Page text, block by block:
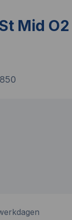
Mid O2